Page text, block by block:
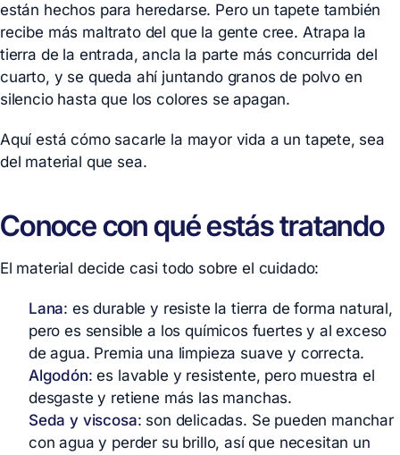
están hechos para heredarse. Pero un tapete también
recibe más maltrato del que la gente cree. Atrapa la
tierra de la entrada, ancla la parte más concurrida del
cuarto, y se queda ahí juntando granos de polvo en
silencio hasta que los colores se apagan.
Aquí está cómo sacarle la mayor vida a un tapete, sea
del material que sea.
Conoce con qué estás tratando
El material decide casi todo sobre el cuidado:
Lana: es durable y resiste la tierra de forma natural,
pero es sensible a los químicos fuertes y al exceso
de agua. Premia una limpieza suave y correcta.
Algodón: es lavable y resistente, pero muestra el
desgaste y retiene más las manchas.
Seda y viscosa: son delicadas. Se pueden manchar
con agua y perder su brillo, así que necesitan un